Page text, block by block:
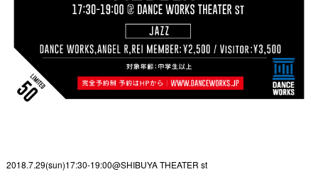
2018.7.29(sun)17:30-19:00@SHIBUYA THEATER st